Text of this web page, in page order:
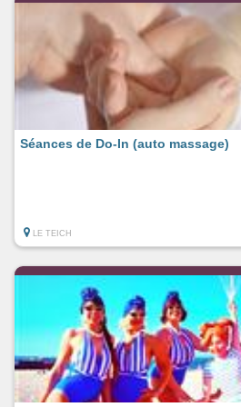
Séances de Do-In (auto massage)
LE TEICH